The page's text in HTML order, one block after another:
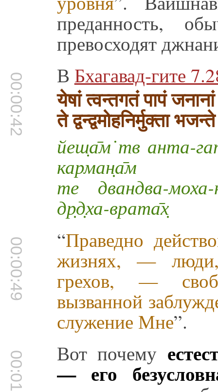
преданность,
превосходят
00:00:42 В Бхагавад-гите
येषां त्वन्तगतं पापं
ते द्वन्द्वमोहनिर्मुक्ता
йеш̣а̄м̇ тв анта-
карман̣а̄м
те двандва-
др̣д̣ха-врата̄х̣
00:00:49 “Праведно
жизнях, — люди,
грехов, —
вызванной
служение Мне”.
Вот почему
— его